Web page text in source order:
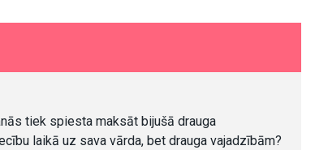
tiek spiesta maksāt bijušā drauga
laikā uz sava vārda, bet drauga vajadzībām?